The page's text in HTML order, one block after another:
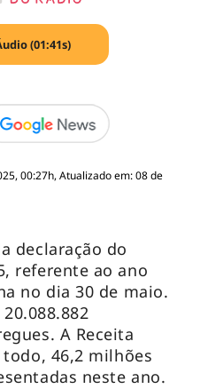
(01:41s)
00:27h, Atualizado em: 08 de
declaração do
referente ao ano
no dia 30 de maio.
A Receita
46,2 milhões
neste ano.